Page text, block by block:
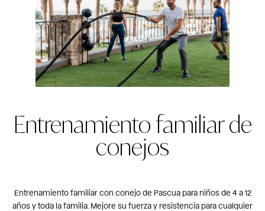
Entrenamiento familiar de
conejos
Entrenamiento familiar con conejo de Pascua para niños de 4 a 12
años y toda la familia. Mejore su fuerza y resistencia para cualquier